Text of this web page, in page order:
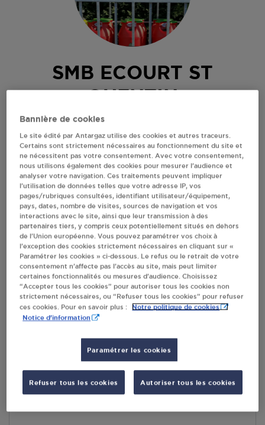
SMB ECOURT ST
QUENTIN
62860ECOURT ST QUENTIN
Revendeur de bouteilles de gaz
S'Y RENDRE
RECEVOIR LES COORDONNÉES DU REVENDEUR
En cliquant sur « S’y rendre », j’autorise le traitement
d’informations (dont mon adresse IP) et leur transfert hors UE
par Google Maps afin d’afficher la carte.
En savoir plus
Bannière de cookies
Le site édité par Antargaz utilise des cookies et autres traceurs.
Certains sont strictement nécessaires au fonctionnement du site et
ne nécessitent pas votre consentement. Avec votre consentement,
nous utilisons également des cookies pour mesurer l’audience et
analyser votre navigation. Ces traitements peuvent impliquer
l’utilisation de données telles que votre adresse IP, vos
pages/rubriques consultées, identifiant utilisateur/équipement,
pays, dates, nombre de visites, sources de navigation et vos
interactions avec le site, ainsi que leur transmission à des
partenaires tiers, y compris ceux potentiellement situés en dehors
de l’Union européenne. Vous pouvez paramétrer vos choix à
l’exception des cookies strictement nécessaires en cliquant sur «
Paramétrer les cookies » ci-dessous. Le refus ou le retrait de votre
consentement n’affecte pas l’accès au site, mais peut limiter
certaines fonctionnalités ou mesures d’audience. Choisissez
“Accepter tous les cookies” pour autoriser tous les cookies non
strictement nécessaires, ou “Refuser tous les cookies” pour refuser
ces cookies. Pour en savoir plus :
Notre politique de cookies
Notice d'information
Paramétrer les cookies
Refuser tous les cookies Autoriser tous les cookies